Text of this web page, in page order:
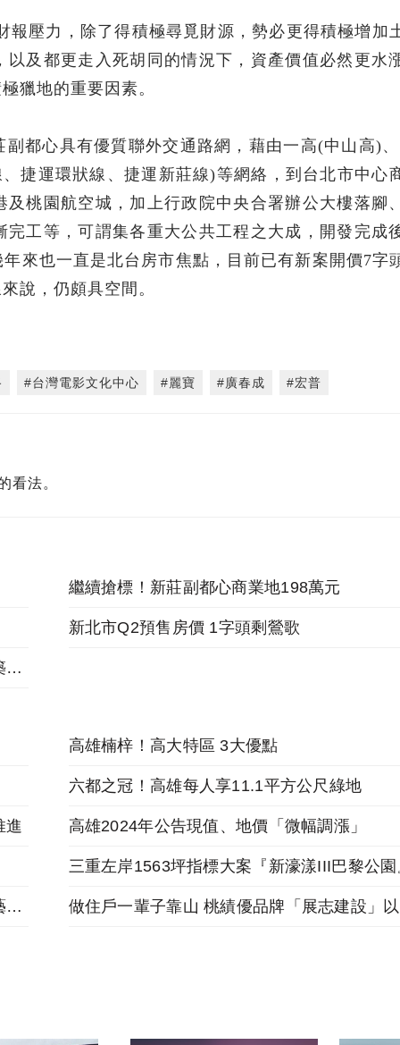
報壓力，除了得積極尋覓財源，勢必更得積極增加
及都更走入死胡同的情況下，資產價值必然更水
獵地的重要因素。
都心具有優質聯外交通路網，藉由一高(中山高)
捷運環狀線、捷運新莊線)等網絡，到台北市中心
桃園航空城，加上行政院中央合署辦公大樓落腳
工等，可謂集各重大公共工程之大成，開發完成
來也一直是北台房市焦點，目前已有新案開價7字
說，仍頗具空間。
#台灣電影文化中心 #麗寶 #廣春成 #宏普
看法。
繼續搶標！新莊副都心商業地198萬元
新北市Q2預售房價 1字頭剩鶯歌
【影音專訪】當音樂碰上建築，激盪出創新建築語彙
高雄楠梓！高大特區 3大優點
六都之冠！高雄每人享11.1平方公尺綠地
進 高雄2024年公告現值、地價「微幅調漲」
跟著麥當勞投資金店舖，福星北路商圈「遠雄藝舍」金店炙手可熱